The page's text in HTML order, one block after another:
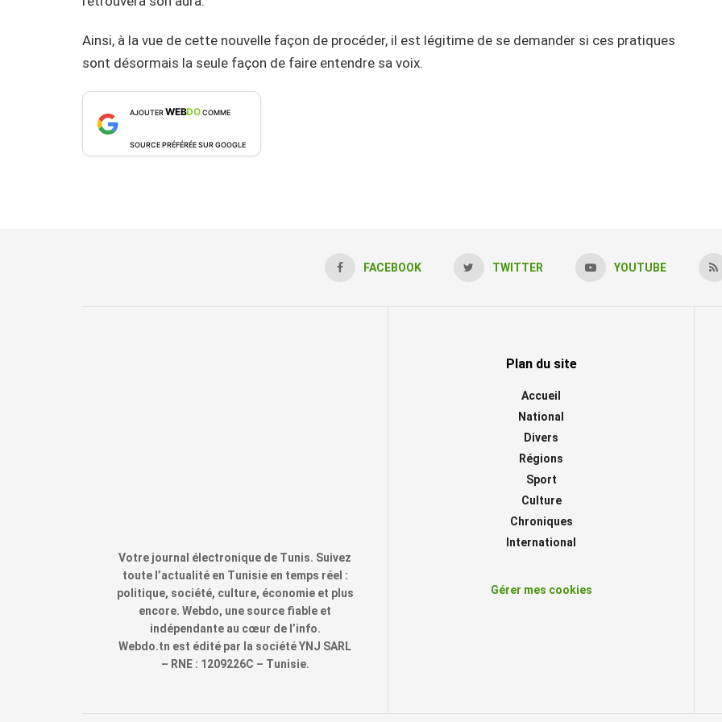
Ainsi, à la vue de cette nouvelle façon de procéder, il est légitime de se demander si ces pratiques
sont désormais la seule façon de faire entendre sa voix.
AJOUTERWEBDOCOMME
SOURCE PRÉFÉRÉE SUR GOOGLE
FACEBOOK TWITTER YOUTUBE
Votre journal électronique de Tunis. Suivez
toute l’actualité en Tunisie en temps réel :
politique, société, culture, économie et plus
encore. Webdo, une source fiable et
indépendante au cœur de l’info.
Webdo.tn est édité par la société YNJ SARL
– RNE : 1209226C – Tunisie.
Plan du site
Accueil
National
Divers
Régions
Sport
Culture
Chroniques
International
Gérer mes cookies